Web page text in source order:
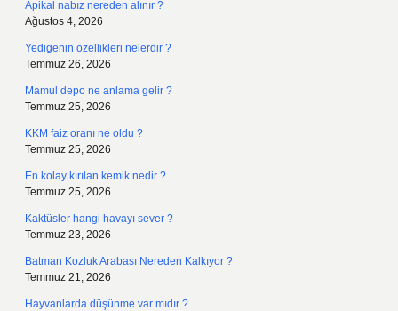
Apikal nabız nereden alınır ?
Ağustos 4, 2026
Yedigenin özellikleri nelerdir ?
Temmuz 26, 2026
Mamul depo ne anlama gelir ?
Temmuz 25, 2026
KKM faiz oranı ne oldu ?
Temmuz 25, 2026
En kolay kırılan kemik nedir ?
Temmuz 25, 2026
Kaktüsler hangi havayı sever ?
Temmuz 23, 2026
Batman Kozluk Arabası Nereden Kalkıyor ?
Temmuz 21, 2026
Hayvanlarda düşünme var mıdır ?